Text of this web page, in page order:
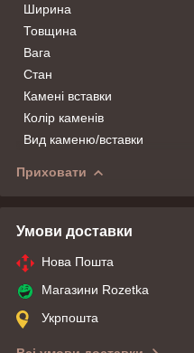
Ширина
Товщина
Вага
Стан
Камені вставки
Колір каменів
Вид каменю/вставки
Приховати
Умови доставки
Нова Пошта
Магазини Rozetka
Укрпошта